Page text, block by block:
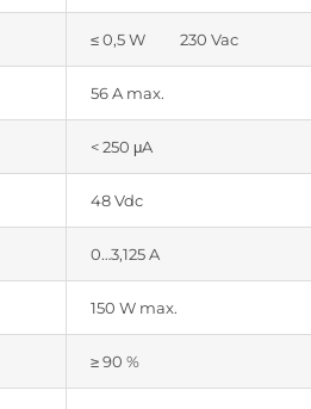
≤ 0,5 W 230 Vac
56 A max.
< 250 μA
48 Vdc
0…3,125 A
150 W max.
≥ 90 %